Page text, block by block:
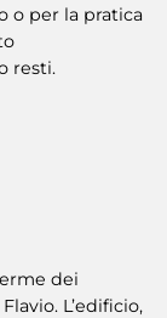
o per la pratica
resti.
dei
L’edificio,